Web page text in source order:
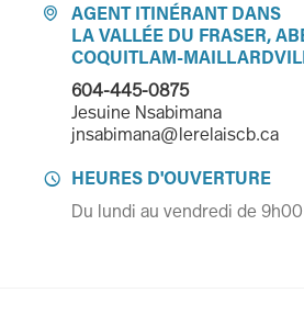

AGENT ITINÉRANT DANS
LA VALLÉE DU FRASER,
COQUITLAM-
604-445-0875
Jesuine Nsabimana
jnsabimana@lerelaiscb.ca

HEURES D'OUVERTURE
Du lundi au vendredi de